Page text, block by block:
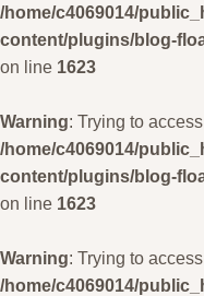
/home/c4069014/
content/plugins/blog-
on line 1623
Warning: Trying to
/home/c4069014/
content/plugins/blog-
on line 1623
Warning: Trying to
/home/c4069014/